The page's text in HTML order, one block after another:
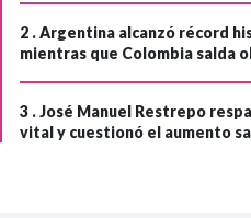
2 .Argentina alcanzó récord
mientras que Colombia salda
3 .José Manuel Restrepo
vital y cuestionó el aumento